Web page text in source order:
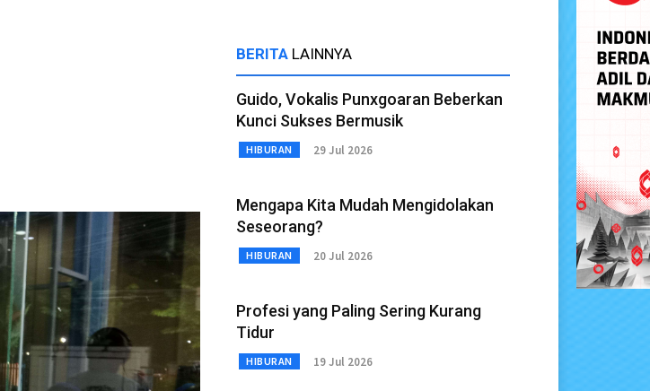
BERITA LAINNYA
Guido, Vokalis Punxgoaran Beberkan
Kunci Sukses Bermusik
HIBURAN 29 Jul 2026
Mengapa Kita Mudah Mengidolakan
Seseorang?
HIBURAN 20 Jul 2026
Profesi yang Paling Sering Kurang
Tidur
HIBURAN 19 Jul 2026